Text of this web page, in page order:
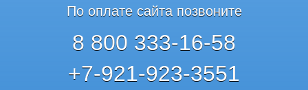
По оплате сайта позвоните
8 800 333-16-58
+7-921-923-3551